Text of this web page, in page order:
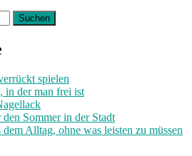
spielen
in der man frei ist
Sommer in der Stadt
Alltag, ohne was leisten zu müssen